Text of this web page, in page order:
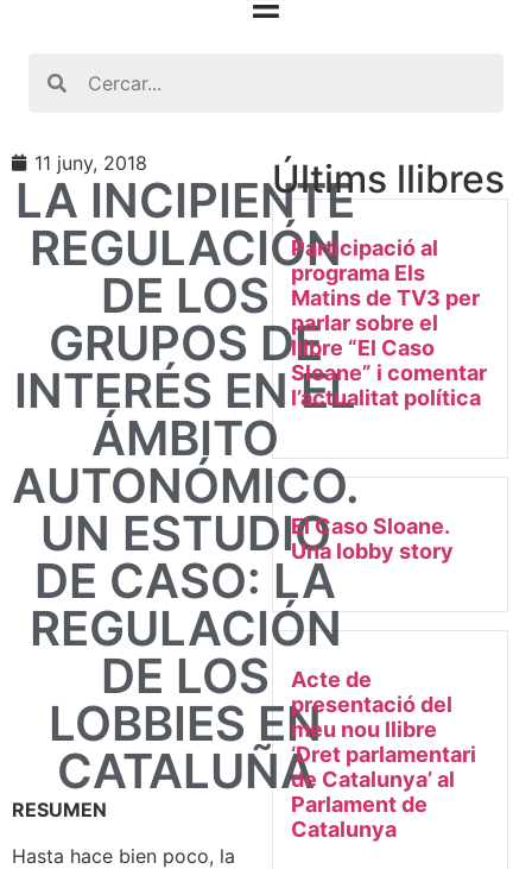
11 juny, 2018
LA INCIPIENTE
REGULACIÓN
DE LOS
GRUPOS DE
INTERÉS EN EL
ÁMBITO
AUTONÓMICO.
UN ESTUDIO
DE CASO: LA
REGULACIÓN
DE LOS
LOBBIES EN
CATALUÑA
RESUMEN
Hasta hace bien poco, la
Últims llibres
Participació al
programa Els
Matins de TV3 per
parlar sobre el
llibre “El Caso
Sloane” i comentar
l’actualitat política
El Caso Sloane.
Una lobby story
Acte de
presentació del
meu nou llibre
‘Dret parlamentari
de Catalunya’ al
Parlament de
Catalunya